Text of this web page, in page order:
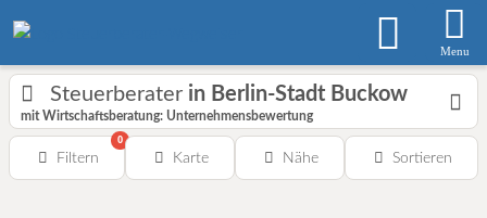
Menu
Steuerberater in Berlin-Stadt Buckow
mit Wirtschaftsberatung: Unternehmensbewertung
Filtern
0
Karte Nähe Sortieren